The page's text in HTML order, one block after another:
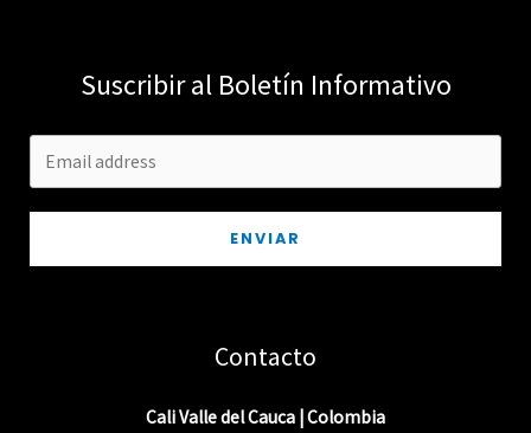
Suscribir al Boletín Informativo
ENVIAR
Contacto
Cali Valle del Cauca | Colombia